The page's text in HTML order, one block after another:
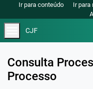
Ir para conteúdo Ir para
CJF
Consulta
Processo